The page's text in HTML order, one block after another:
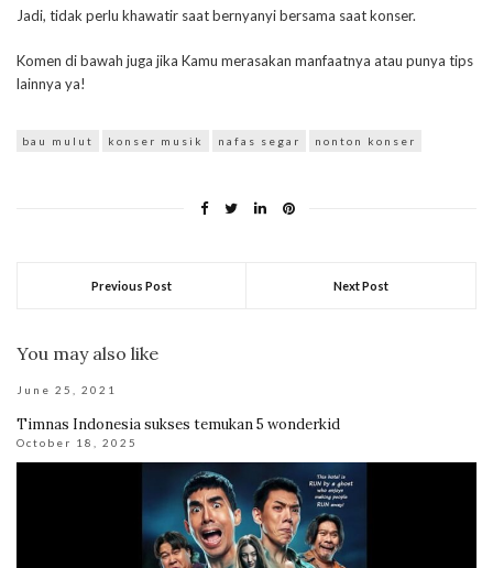
Jadi, tidak perlu khawatir saat bernyanyi bersama saat konser.
Komen di bawah juga jika Kamu merasakan manfaatnya atau punya tips
lainnya ya!
bau mulut konser musik nafas segar nonton konser
Previous Post Next Post
You may also like
June 25, 2021
Timnas Indonesia sukses temukan 5 wonderkid
October 18, 2025